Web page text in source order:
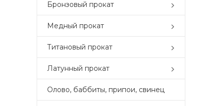
Бронзовый прокат
Медный прокат
Титановый прокат
Латунный прокат
Олово, баббиты, припои, свинец